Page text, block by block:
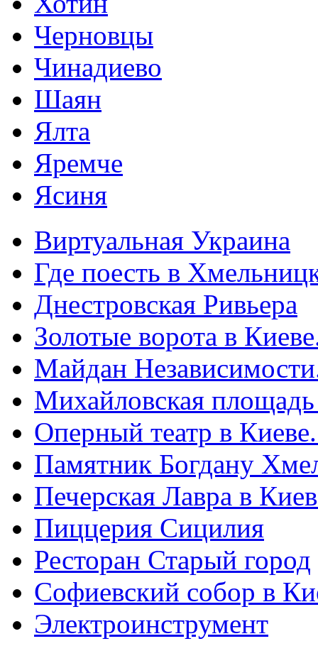
Черновцы
Чинадиево
Шаян
Ялта
Яремче
Ясиня
Виртуальная Украина
Где поесть в
Днестровская Ривьера
Золотые ворота в
Майдан
Михайловская
Оперный театр в
Памятник Богдану
Печерская Лавра в
Пиццерия Сицилия
Ресторан Старый город
Софиевский собор в
Электроинструмент